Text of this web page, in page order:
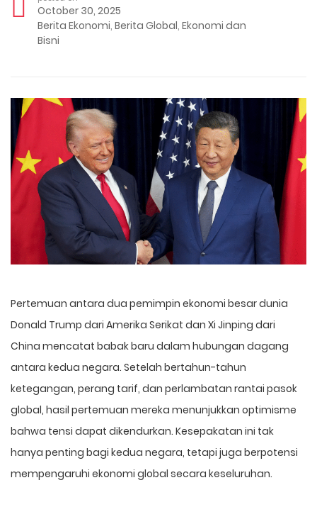
October 30, 2025
Berita Ekonomi, Berita Global, Ekonomi dan
Bisni
Pertemuan antara dua pemimpin ekonomi besar dunia
Donald Trump dari Amerika Serikat dan Xi Jinping dari
China mencatat babak baru dalam hubungan dagang
antara kedua negara. Setelah bertahun-tahun
ketegangan, perang tarif, dan perlambatan rantai pasok
global, hasil pertemuan mereka menunjukkan optimisme
bahwa tensi dapat dikendurkan. Kesepakatan ini tak
hanya penting bagi kedua negara, tetapi juga berpotensi
mempengaruhi ekonomi global secara keseluruhan.